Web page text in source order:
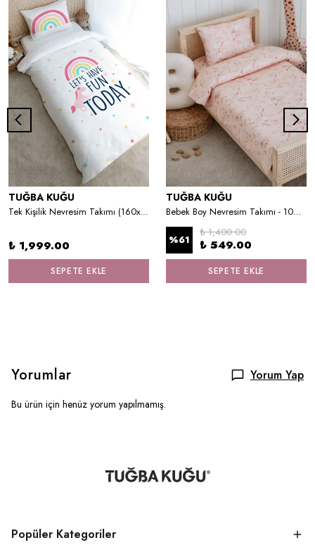
TUĞBA KUĞU
Tek Kişilik Nevresim Takımı (160x220) - Pure Baby Serisi - Unicorn Fun
₺ 1,999.00
SEPETE EKLE
TUĞBA KUĞU
Bebek Boy Nevresim Takımı - 100x150 cm - Unicorn
%61
₺ 1,400.00
₺ 549.00
SEPETE EKLE
Yorumlar Yorum Yap
Bu ürün için henüz yorum yapılmamış.
Popüler Kategoriler